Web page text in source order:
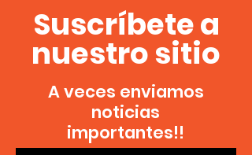
Suscríbete a
nuestro sitio
A veces enviamos
noticias
importantes!!